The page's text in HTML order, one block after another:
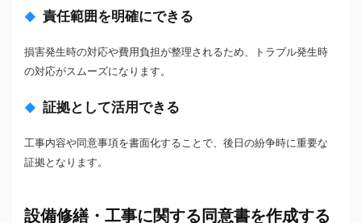
責任範囲を明確にできる
損害発生時の対応や費用負担が整理されるため、トラブル発生時
の対応がスムーズになります。
証拠として活用できる
工事内容や同意事項を書面化することで、後日の紛争時に重要な
証拠となります。
設備修繕・工事に関する同意書を作成する